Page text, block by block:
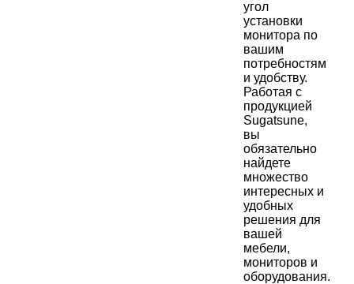
угол
установки
монитора по
вашим
потребностям
и удобству.
Работая с
продукцией
Sugatsune,
вы
обязательно
найдете
множество
интересных и
удобных
решения для
вашей
мебели,
мониторов и
оборудования.